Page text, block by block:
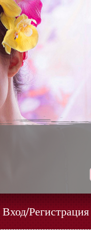
Вход/Регистрация